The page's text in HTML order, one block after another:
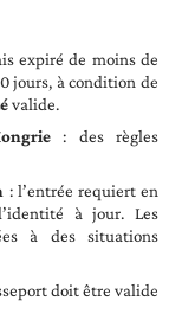
expiré de moins de
jours, à condition de
valide.
: des règles
: l’entrée requiert en
à jour. Les
à des situations
doit être valide